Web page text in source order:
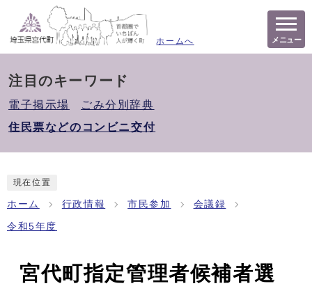
ホームへ メニュー
注目のキーワード
電子掲示場
ごみ分別辞典
住民票などのコンビニ交付
現在位置
ホーム 行政情報 市民参加 会議録
令和5年度
宮代町指定管理者候補者選